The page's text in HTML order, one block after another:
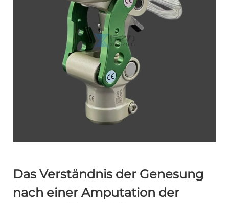
Das Verständnis der Genesung
nach einer Amputation der